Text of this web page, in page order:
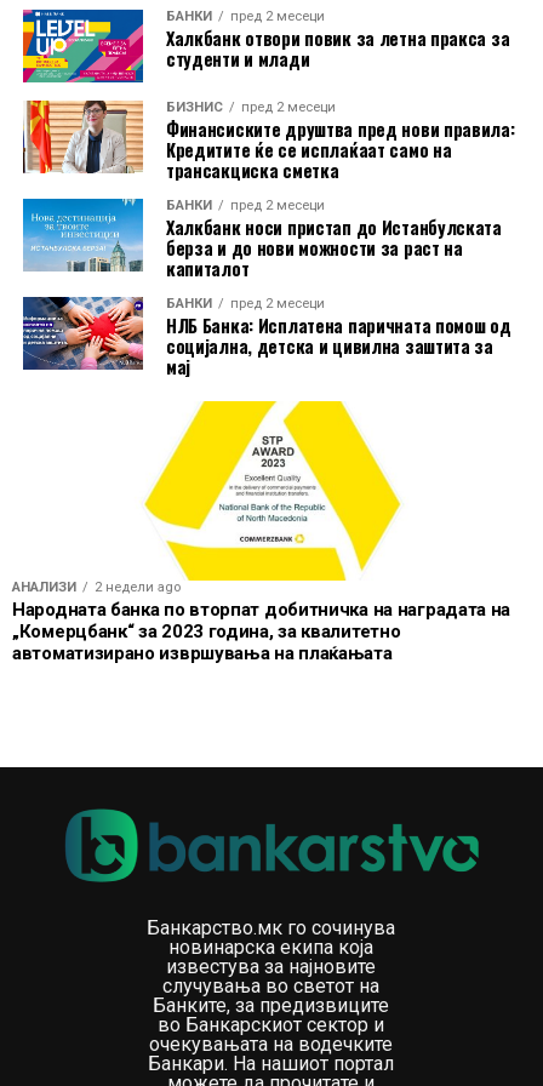
отсто. Луксембург бил единствената земја во која
цените биле пониски од пред една година, и тоа за 3,2
отсто.
Индексот на производствените цени ги следи
промените на продажните цени на производите на
домашниот пазар при излезот од производството. Тој
не ги опфаќа увозните производи и не претставува
индекс на потрошувачките цени што директно ги
плаќаат граѓаните.
БАНКИ пред 2 месеци
Халкбанк отвори повик за летна пракса за
студенти и млади
БИЗНИС пред 2 месеци
Финансиските друштва пред нови правила:
Кредитите ќе се исплаќаат само на
трансакциска сметка
БАНКИ пред 2 месеци
Халкбанк носи пристап до Истанбулската
берза и до нови можности за раст на
капиталот
БАНКИ пред 2 месеци
НЛБ Банка: Исплатена паричната помош од
социјална, детска и цивилна заштита за
мај
АНАЛИЗИ 2 недели ago
Народната банка по вторпат добитничка на наградата на
„Комерцбанк“ за 2023 година, за квалитетно
автоматизирано извршувања на плаќањата
Банкарство.мк го сочинува
новинарска екипа која
известува за најновите
случувања во светот на
Банките, за предизвиците
во Банкарскиот сектор и
очекувањата на водечките
Банкари. На нашиот портал